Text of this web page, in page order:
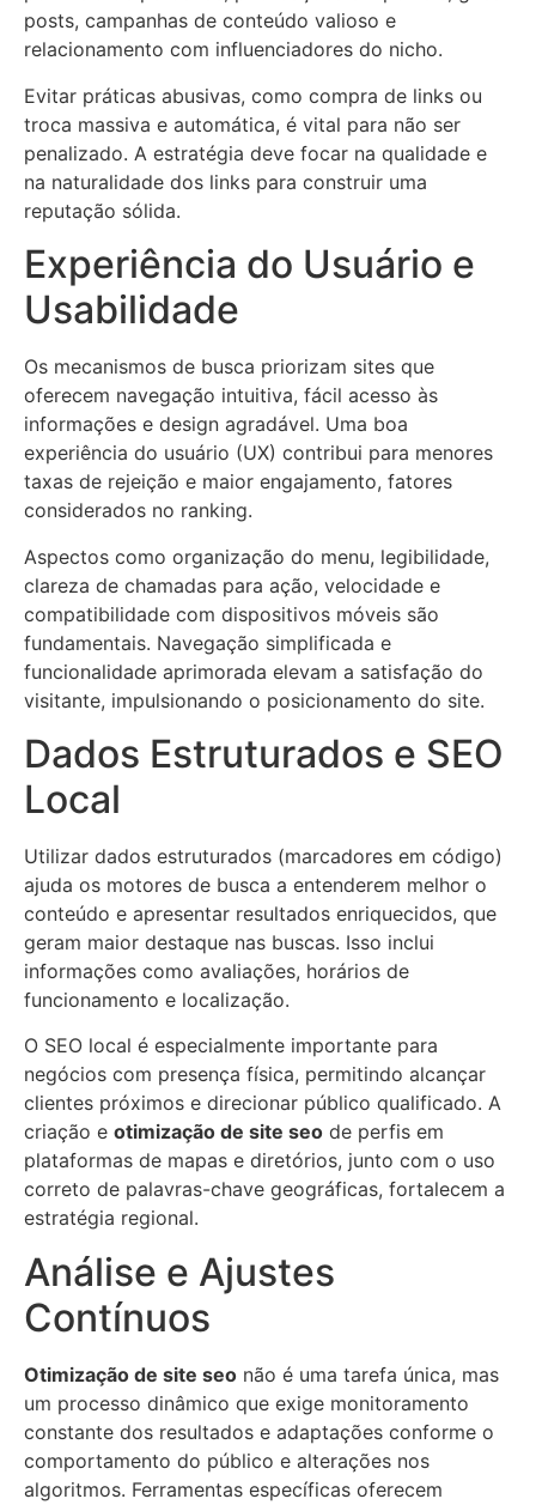
posts, campanhas de conteúdo valioso e
relacionamento com influenciadores do nicho.
Evitar práticas abusivas, como compra de links ou
troca massiva e automática, é vital para não ser
penalizado. A estratégia deve focar na qualidade e
na naturalidade dos links para construir uma
reputação sólida.
Experiência do Usuário e
Usabilidade
Os mecanismos de busca priorizam sites que
oferecem navegação intuitiva, fácil acesso às
informações e design agradável. Uma boa
experiência do usuário (UX) contribui para menores
taxas de rejeição e maior engajamento, fatores
considerados no ranking.
Aspectos como organização do menu, legibilidade,
clareza de chamadas para ação, velocidade e
compatibilidade com dispositivos móveis são
fundamentais. Navegação simplificada e
funcionalidade aprimorada elevam a satisfação do
visitante, impulsionando o posicionamento do site.
Dados Estruturados e SEO
Local
Utilizar dados estruturados (marcadores em código)
ajuda os motores de busca a entenderem melhor o
conteúdo e apresentar resultados enriquecidos, que
geram maior destaque nas buscas. Isso inclui
informações como avaliações, horários de
funcionamento e localização.
O SEO local é especialmente importante para
negócios com presença física, permitindo alcançar
clientes próximos e direcionar público qualificado. A
criação e otimização de site seo de perfis em
plataformas de mapas e diretórios, junto com o uso
correto de palavras-chave geográficas, fortalecem a
estratégia regional.
Análise e Ajustes
Contínuos
Otimização de site seo não é uma tarefa única, mas
um processo dinâmico que exige monitoramento
constante dos resultados e adaptações conforme o
comportamento do público e alterações nos
algoritmos. Ferramentas específicas oferecem